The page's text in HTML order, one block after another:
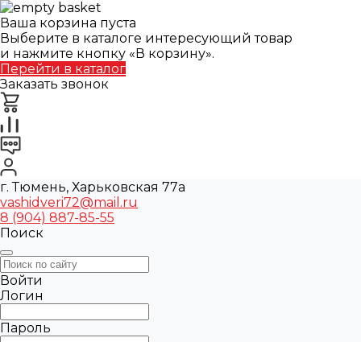
Ваша корзина пуста
Выберите в каталоге интересующий товар
и нажмите кнопку «В корзину».
Перейти в каталог
Заказать звонок
г. Тюмень, Харьковская 77а
vashidveri72@mail.ru
8 (904) 887-85-55
Поиск
Войти
Логин
Пароль